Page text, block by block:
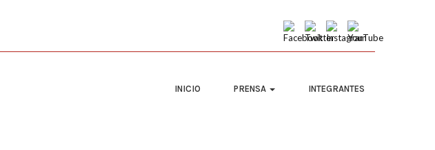
INICIO PRENSA INTEGRANTES